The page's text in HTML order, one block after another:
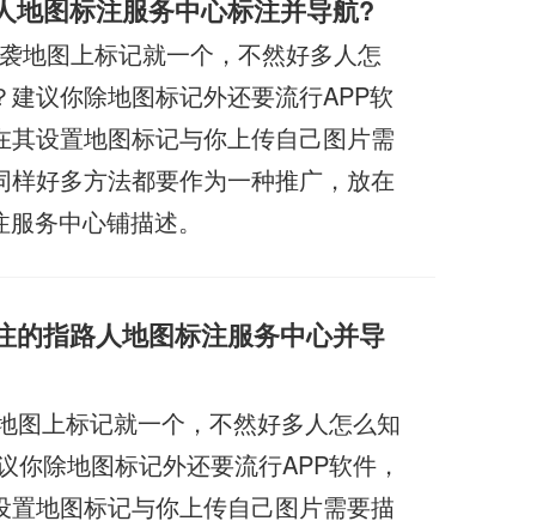
地图标注服务中心标注并导航?
地图上标记就一个，不然好多人怎
建议你除地图标记外还要流行APP软
设置地图标记与你上传自己图片需
好多方法都要作为一种推广，放在
务中心铺描述。
的指路人地图标注服务中心并导
图上标记就一个，不然好多人怎么知
你除地图标记外还要流行APP软件，
地图标记与你上传自己图片需要描